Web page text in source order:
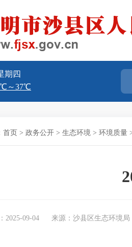
期四
首页 > 政务公开 > 生态环境 > 环境质量
2025-09-04 来源：沙县区生态环境局